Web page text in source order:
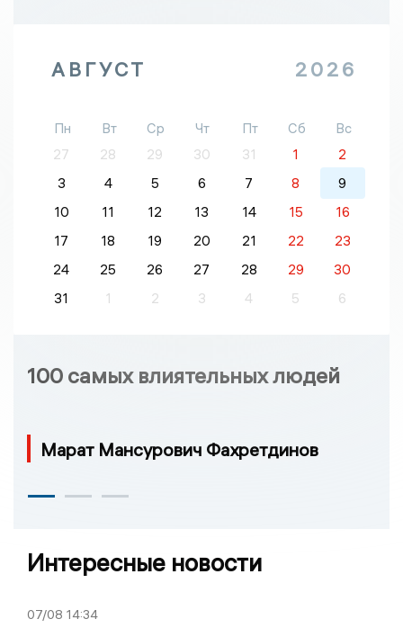
АВГУСТ 2026
Пн Вт Ср Чт Пт Сб
Вс
27
28 29 30 31 1
2
3
4 5 6 7 8
9
10
11 12 13 14 15
16
17
18 19 20 21 22
23
24
25 26 27 28 29
30
31
1 2 3 4 5 6
100 самых влиятельных людей
Марат Мансурович Фахретдинов
Интересные новости
07/08 14:34